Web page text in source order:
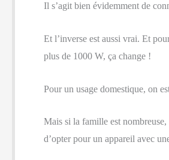
Il s’agit bien évidemment de
Et l’inverse est aussi vrai. Et
plus de 1000 W, ça change !
Pour un usage domestique, on
Mais si la famille est
d’opter pour un appareil avec